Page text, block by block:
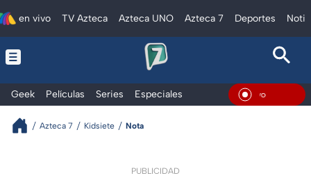
en vivo TV Azteca Azteca UNO Azteca 7 Deportes
Geek Películas Series Especiales En
Azteca 7 Kidsiete Nota
PUBLICIDAD